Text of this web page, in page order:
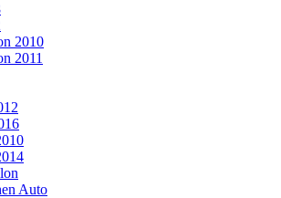
2010
2011
Auto